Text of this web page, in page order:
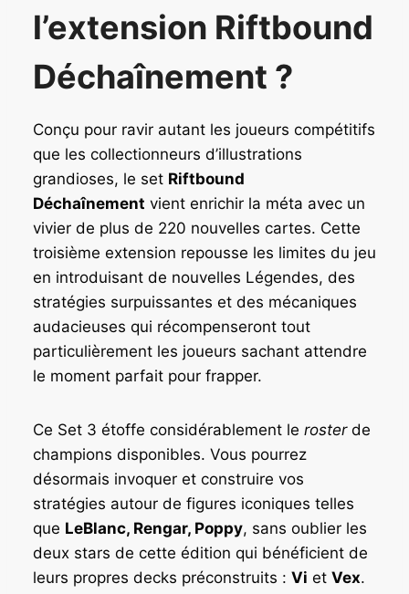
l’extension Riftbound
Déchaînement ?
Conçu pour ravir autant les joueurs compétitifs
que les collectionneurs d’illustrations
grandioses, le set Riftbound
Déchaînement vient enrichir la méta avec un
vivier de plus de 220 nouvelles cartes. Cette
troisième extension repousse les limites du jeu
en introduisant de nouvelles Légendes, des
stratégies surpuissantes et des mécaniques
audacieuses qui récompenseront tout
particulièrement les joueurs sachant attendre
le moment parfait pour frapper.
Ce Set 3 étoffe considérablement le rosterde
champions disponibles. Vous pourrez
désormais invoquer et construire vos
stratégies autour de figures iconiques telles
que LeBlanc, Rengar, Poppy, sans oublier les
deux stars de cette édition qui bénéficient de
leurs propres decks préconstruits : Vi et Vex.